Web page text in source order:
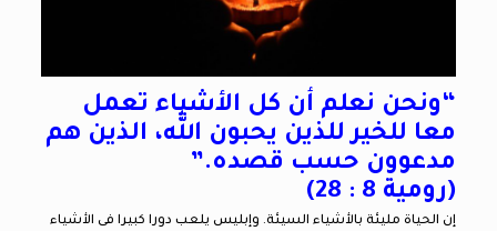
“ونحن نعلم أن كل الأشياء تعمل
معا للخير للذين يحبون الله، الذين هم
مدعوون حسب قصده.”
(رومية 8 : 28)
إن الحياة مليئة بالأشياء السيئة. وإبليس يلعب دورا كبيرا فى الأشياء